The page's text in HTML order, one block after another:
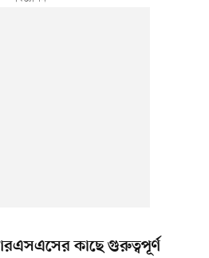
কাছে গুরুত্বপূর্ণ